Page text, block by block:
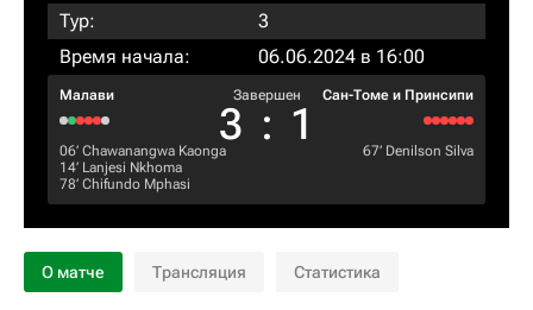
Тур:
3
Время начала:
06.06.2024 в 16:00
Малави Завершен
3 : 1
Сан-Томе и Принсипи
06‎’‎ Chawanangwa Kaonga
14‎’‎ Lanjesi Nkhoma
78‎’‎ Chifundo Mphasi
67‎’‎ Denilson Silva
О матче Трансляция Статистика